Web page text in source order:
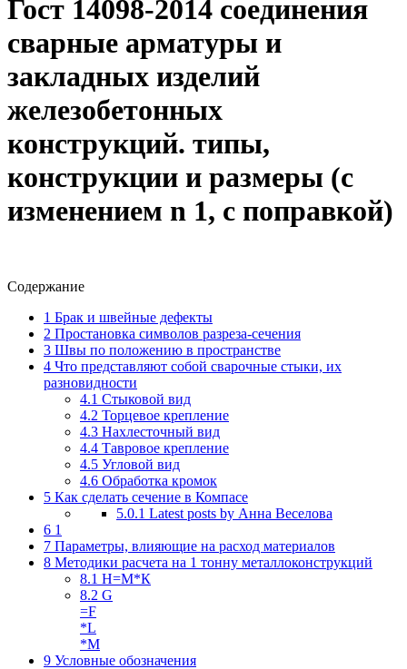
Гост 14098-2014 соединения
сварные арматуры и
закладных изделий
железобетонных
конструкций. типы,
конструкции и размеры (с
изменением n 1, с поправкой)
Содержание
1 Брак и швейные дефекты
2 Простановка символов разреза-сечения
3 Швы по положению в пространстве
4 Что представляют собой сварочные стыки, их
разновидности
4.1 Стыковой вид
4.2 Торцевое крепление
4.3 Нахлесточный вид
4.4 Тавровое крепление
4.5 Угловой вид
4.6 Обработка кромок
5 Как сделать сечение в Компасе
5.0.1 Latest posts by Анна Веселова
6 1
7 Параметры, влияющие на расход материалов
8 Методики расчета на 1 тонну металлоконструкций
8.1 Н=М*К
8.2 G
=F
*L
*M
9 Условные обозначения